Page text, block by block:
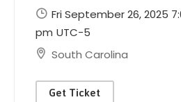
Fri September 26, 2025
pm UTC-5
South Carolina
Get Ticket